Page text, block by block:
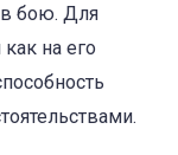
в бою. Для
на его